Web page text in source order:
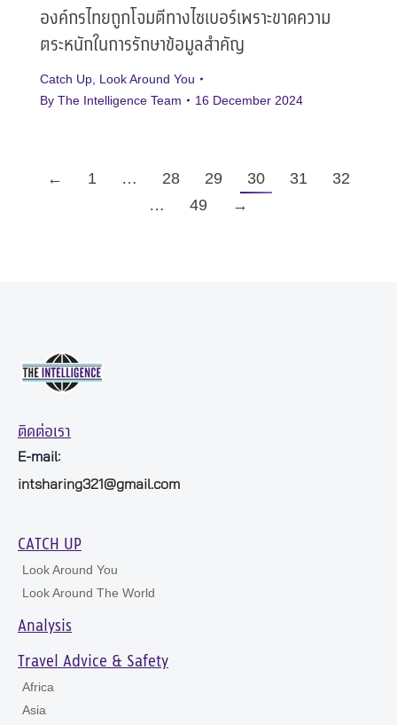
องค์กรไทยถูกโจมตีทางไซเบอร์เพราะขาดความ
ตระหนักในการรักษาข้อมูลสำคัญ
Catch Up Look Around You
By The Intelligence Team 16 December 2024
← 1 … 28 29 30 31
32
…
49 →
ติดต่อเรา
E-mail:
intsharing321@gmail.com
CATCH UP
Look Around You
Look Around The World
Analysis
Travel Advice & Safety
Africa
Asia